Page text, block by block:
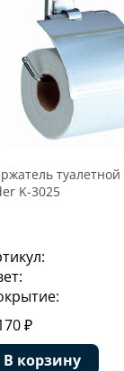
туалетной
K-3025
₽
В корзину